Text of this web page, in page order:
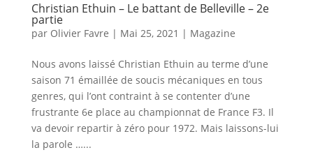
Christian Ethuin – Le battant de Belleville – 2e
partie
par Olivier Favre | Mai 25, 2021 | Magazine
Nous avons laissé Christian Ethuin au terme d’une
saison 71 émaillée de soucis mécaniques en tous
genres, qui l’ont contraint à se contenter d’une
frustrante 6e place au championnat de France F3. Il
va devoir repartir à zéro pour 1972. Mais laissons-lui
la parole …...